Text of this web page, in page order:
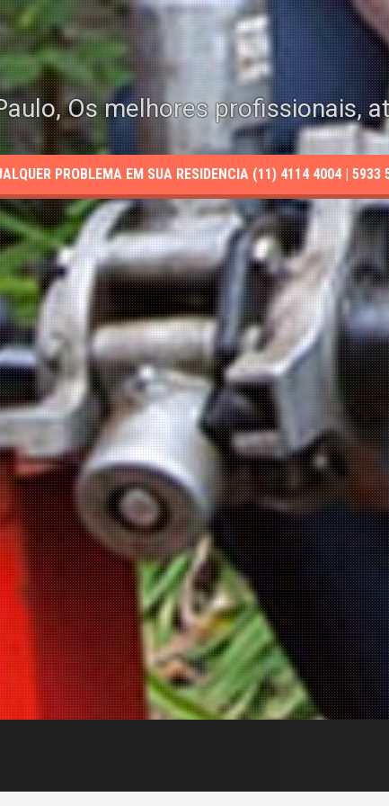
Os melhores profissionais,
PROBLEMA EM SUA RESIDENCIA (11) 4114 4004 |